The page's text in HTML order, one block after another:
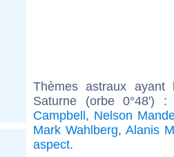
Thèmes astraux ayant
Saturne (orbe 0°48')
Campbell, Nelson
Mark Wahlberg, Alanis
aspect.